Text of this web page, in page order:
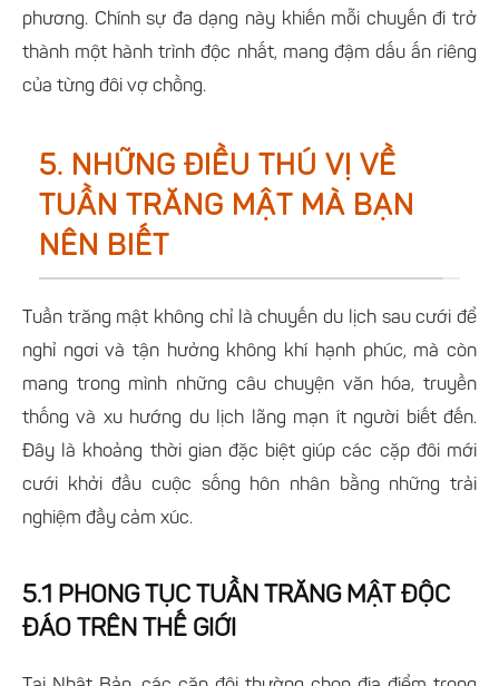
phương. Chính sự đa dạng này khiến mỗi chuyến đi trở
thành một hành trình độc nhất, mang đậm dấu ấn riêng
của từng đôi vợ chồng.
5. NHỮNG ĐIỀU THÚ VỊ VỀ
TUẦN TRĂNG MẬT MÀ BẠN
NÊN BIẾT
Tuần trăng mật không chỉ là chuyến du lịch sau cưới để
nghỉ ngơi và tận hưởng không khí hạnh phúc, mà còn
mang trong mình những câu chuyện văn hóa, truyền
thống và xu hướng du lịch lãng mạn ít người biết đến.
Đây là khoảng thời gian đặc biệt giúp các cặp đôi mới
cưới khởi đầu cuộc sống hôn nhân bằng những trải
nghiệm đầy cảm xúc.
5.1 PHONG TỤC TUẦN TRĂNG MẬT ĐỘC
ĐÁO TRÊN THẾ GIỚI